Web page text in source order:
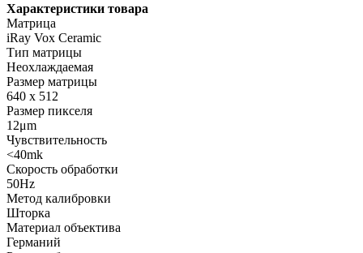
Характеристики товара
Матрица
iRay Vox Ceramic
Тип матрицы
Неохлаждаемая
Размер матрицы
640 x 512
Размер пикселя
12μm
Чувствительность
<40mk
Скорость обработки
50Hz
Метод калибровки
Шторка
Материал объектива
Германий